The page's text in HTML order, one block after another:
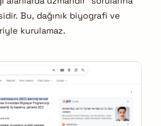
Bu, dağınık biyografi ve
kurulamaz.